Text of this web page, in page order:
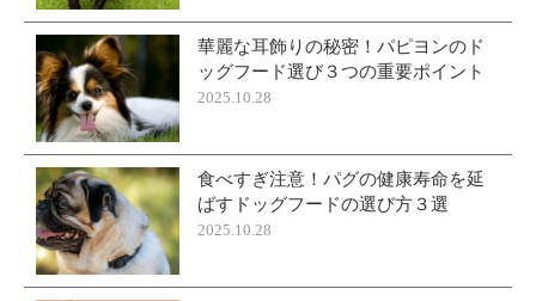
華麗な耳飾りの秘密！パピヨンのド
ッグフード選び３つの重要ポイント
2025.10.28
食べすぎ注意！パグの健康寿命を延
ばすドッグフードの選び方３選
2025.10.28